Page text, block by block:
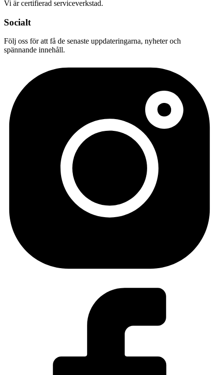
Vi är certifierad serviceverkstad.
Socialt
Följ oss för att få de senaste uppdateringarna, nyheter och
spännande innehåll.